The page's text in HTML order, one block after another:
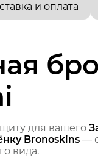
и оплата
для вашего
Bronoskins —
вида.